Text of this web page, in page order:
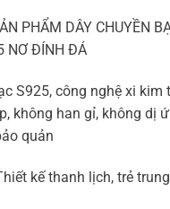
PHẨM DÂY CHUYỀN
NƠ ĐÍNH ĐÁ
S925, công nghệ xi kim
không han gỉ, không dị
quản
kế thanh lịch, trẻ